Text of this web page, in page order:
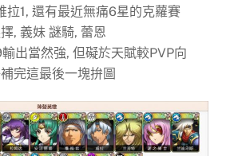
拉1, 還有最近無痛6星的克蘿賽
, 義妹 謎騎, 蕾恩
出當然強, 但礙於天賦較PVP向
完這最後一塊拚圖